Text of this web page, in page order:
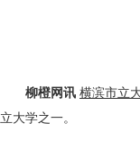
柳橙网讯 横滨市立
立大学之一。